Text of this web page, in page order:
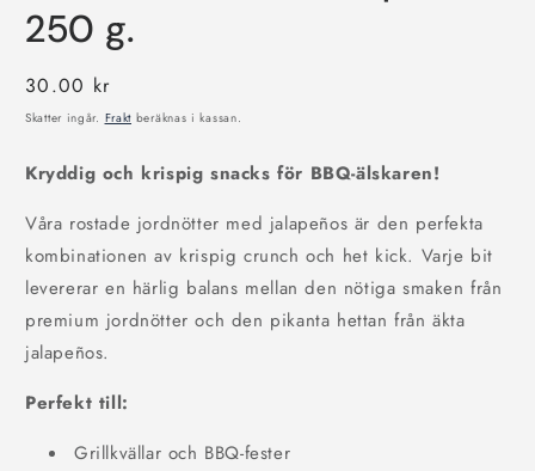
250 g.
Ordinarie
pris
30.00 kr
Skatter ingår. Frakt beräknas i kassan.
Kryddig och krispig snacks för BBQ-älskaren!
Våra rostade jordnötter med jalapeños är den perfekta
kombinationen av krispig crunch och het kick. Varje bit
levererar en härlig balans mellan den nötiga smaken från
premium jordnötter och den pikanta hettan från äkta
jalapeños.
Perfekt till:
Grillkvällar och BBQ-fester